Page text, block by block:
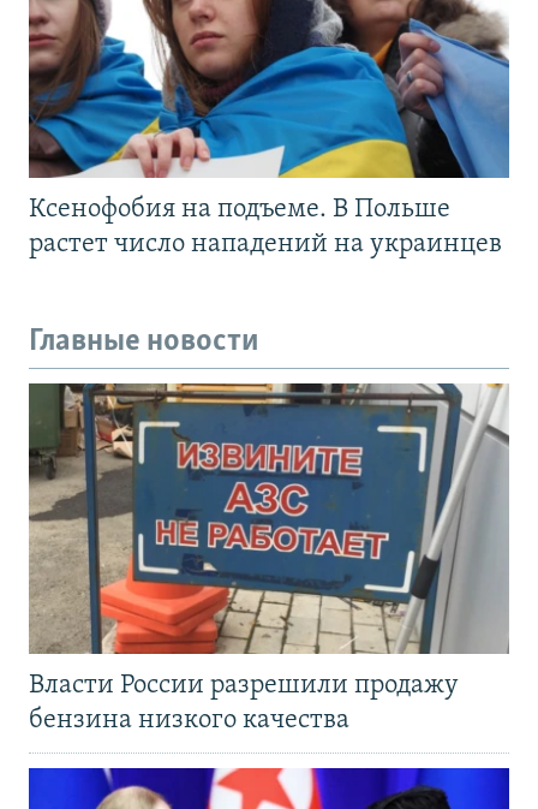
Ксенофобия на подъеме. В Польше
растет число нападений на украинцев
Главные новости
Власти России разрешили продажу
бензина низкого качества